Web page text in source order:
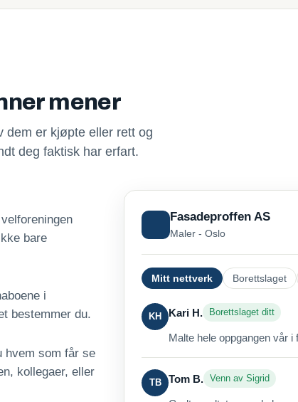
mener
dem er kjøpte eller rett og
deg faktisk har erfart.
bare
i
bestemmer du.
hvem som får se
kollegaer, eller
Fasadeproffen AS
Maler - Oslo
Mitt nettverk Borettslaget
KH Kari H. Borettslaget ditt
Malte hele oppgangen vår i
TB Tom B. Venn av Sigrid